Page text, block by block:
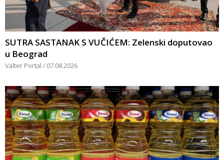
SUTRA SASTANAK S VUČIĆEM: Zelenski doputovao
u Beograd
Valter Portal 07.08.2026